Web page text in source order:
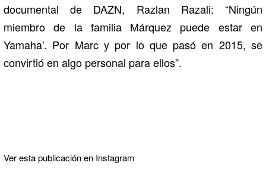
documental de DAZN, Razlan Razali: “Ningún
miembro de la familia Márquez puede estar en
Yamaha’. Por Marc y por lo que pasó en 2015, se
convirtió en algo personal para ellos”.
Ver esta publicación en Instagram